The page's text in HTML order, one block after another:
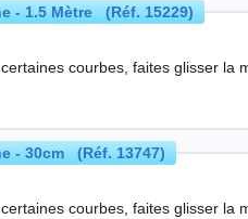
- 1.5 Mètre (Réf. 15229)
courbes, faites glisser la
- 30cm (Réf. 13747)
courbes, faites glisser la